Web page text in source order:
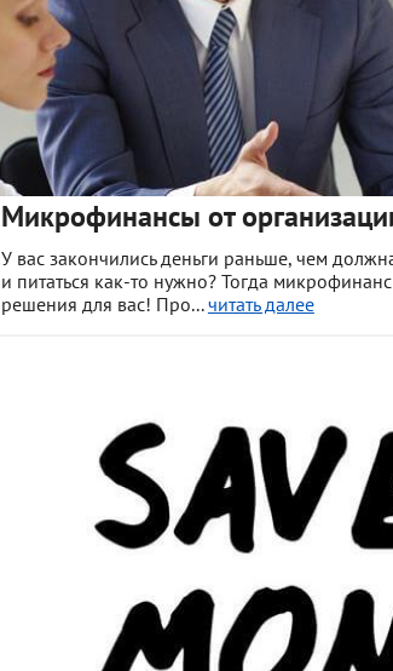
Микрофинансы от
У вас закончились деньги раньше, чем
и питаться как-то нужно? Тогда
решения для вас! Про...читать далее